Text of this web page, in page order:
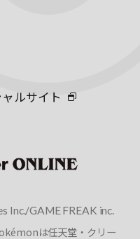
ルサイト
Inc./GAME FREAK inc.
は任天堂・クリー